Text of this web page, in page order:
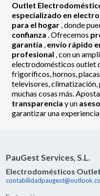
Outlet
especializado en
para el hogar , donde
confianza . Ofrecemos
garantía , envío rápido
profesional , con un
electrodomésticos outlet
frigoríficos, hornos,
televisores,
muchas cosas más.
transparencia y un
garantizar una
PauGest Services, S.L.
Electrodomésticos Outlet